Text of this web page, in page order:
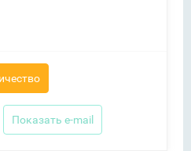
Показать e-mail